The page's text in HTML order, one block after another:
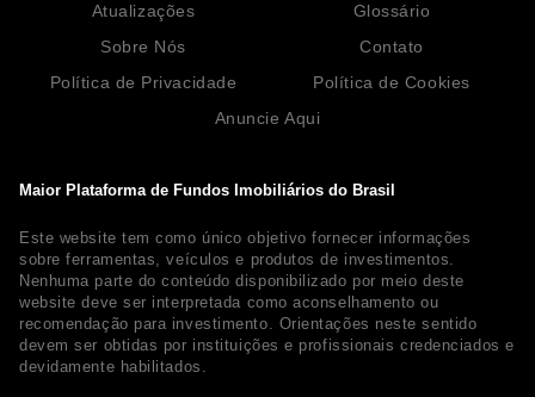
Maior Plataforma de Fundos Imobiliários do Brasil
Este website tem como único objetivo fornecer informações
sobre ferramentas, veículos e produtos de investimentos.
Nenhuma parte do conteúdo disponibilizado por meio deste
website deve ser interpretada como aconselhamento ou
recomendação para investimento. Orientações neste sentido
devem ser obtidas por instituições e profissionais credenciados e
devidamente habilitados.
Atualizações
Glossário
Sobre Nós
Contato
Política de Privacidade
Política de Cookies
Anuncie Aqui